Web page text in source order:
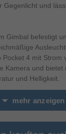
Gegenlicht und
Gimbal befestigt
Pocket 4 mit Strom
Kamera und bietet
und Helligkeit.
Licht mit
(CRI),
mehr anzeigen